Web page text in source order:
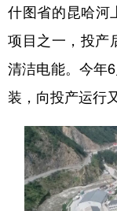
什图省的昆哈河
项目之一，投产
清洁电能。今年
装，向投产运行